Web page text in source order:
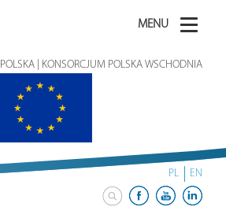
MENU
POLSKA | KONSORCJUM POLSKA WSCHODNIA
PL EN